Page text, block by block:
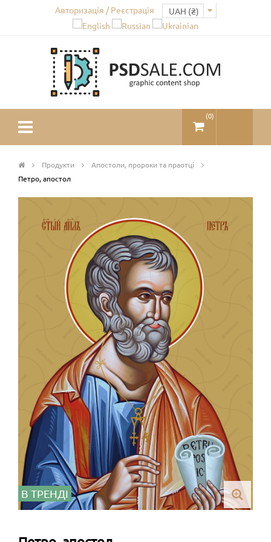
Авторизація / Реєстрація
(0)
Продукти
Апостоли, пророки та праотці
Петро, апостол
В ТРЕНДІ